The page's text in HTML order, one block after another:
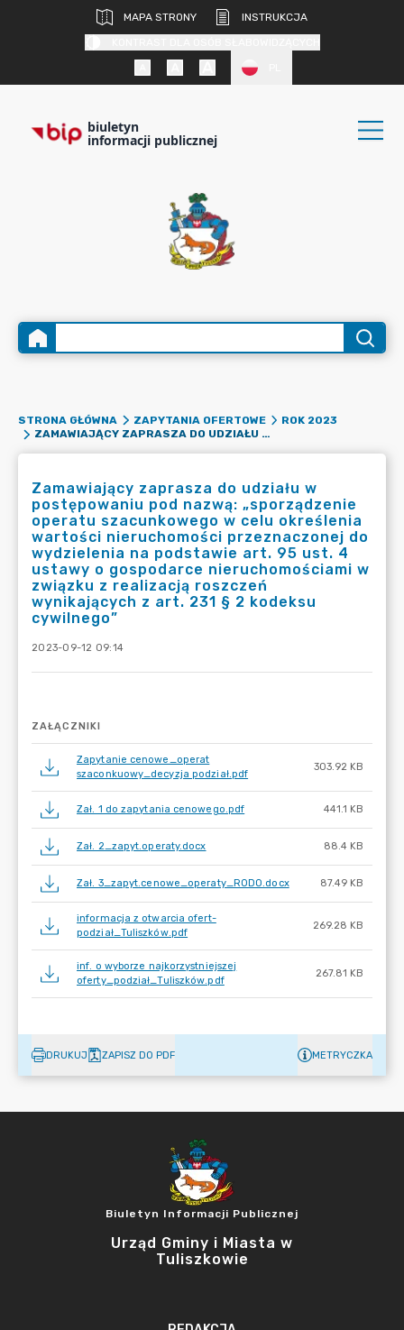
MAPA STRONY
INSTRUKCJA
biuletyn
informacji publicznej
STRONA GŁÓWNA ZAPYTANIA OFERTOWE
ROK 2023
ZAMAWIAJĄCY ZAPRASZA DO UDZIAŁU W POSTĘPOWANIU POD NAZWĄ: „SPORZĄDZENIE OPERATU SZACUNKOWEGO W CELU OKREŚLENIA WARTOŚCI NIERUCHOMOŚCI PRZEZNACZONEJ DO WYDZIELENIA NA PODSTAWIE ART. 95 UST. 4 USTAWY O GOSPODARCE NIERUCHOMOŚCIAMI W ZWIĄZKU Z REALIZACJĄ ROSZCZEŃ WYNIKAJĄCYCH Z ART. 231 § 2 KODEKSU CYWILNEGO”
Zamawiający zaprasza do udziału w
postępowaniu pod nazwą: „sporządzenie
operatu szacunkowego w celu określenia
wartości nieruchomości przeznaczonej do
wydzielenia na podstawie art. 95 ust. 4
ustawy o gospodarce nieruchomościami w
związku z realizacją roszczeń
wynikających z art. 231 § 2 kodeksu
cywilnego”
2023-09-12 09:14
ZAŁĄCZNIKI
Zapytanie cenowe_operat
szaconkuowy_decyzja podział.pdf
303.92 KB
Zał. 1 do zapytania cenowego.pdf 441.1 KB
Zał. 2_zapyt.operaty.docx 88.4 KB
Zał. 3_zapyt.cenowe_operaty_RODO.docx 87.49 KB
informacja z otwarcia ofert-
podział_Tuliszków.pdf
269.28 KB
inf. o wyborze najkorzystniejszej
oferty_podział_Tuliszków.pdf
267.81 KB
DRUKUJ ZAPISZ DO PDF METRYCZKA
Biuletyn Informacji Publicznej
Urząd Gminy i Miasta w
Tuliszkowie